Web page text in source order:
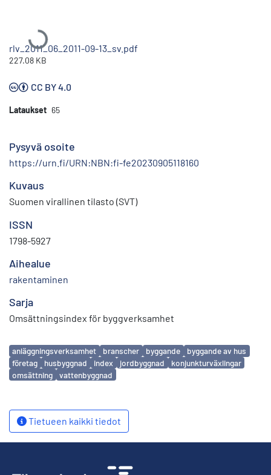
Ladataan...
rlv_2011_06_2011-09-13_sv.pdf
227.08 KB
CC BY 4.0
Lataukset 65
Pysyvä osoite
https://urn.fi/URN:NBN:fi-fe20230905118160
Kuvaus
Suomen virallinen tilasto (SVT)
ISSN
1798-5927
Aihealue
rakentaminen
Sarja
Omsättningsindex för byggverksamhet
Avainsanat
anläggningsverksamhet branscher byggande
byggande av hus
företag
husbyggnad index jordbyggnad
konjunkturväxlingar
omsättning
vattenbyggnad
Tietueen kaikki tiedot